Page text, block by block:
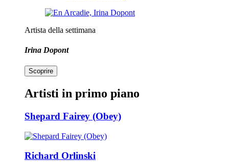
Artista della settimana
Irina Dopont
Scoprire
Artisti in primo piano
Shepard Fairey (Obey)
Richard Orlinski